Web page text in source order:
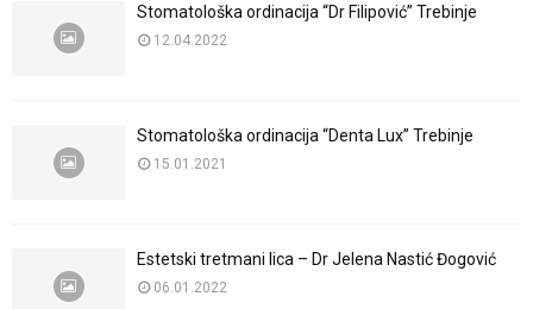
Stomatološka ordinacija “Dr Filipović” Trebinje
12.04.2022
Stomatološka ordinacija “Denta Lux” Trebinje
15.01.2021
Estetski tretmani lica – Dr Jelena Nastić Đogović
06.01.2022